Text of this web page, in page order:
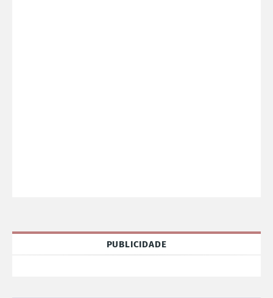
PUBLICIDADE